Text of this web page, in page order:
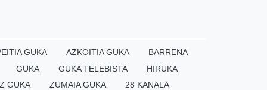
GUKA AZKOITIA GUKA
BARRENA
GUKA GUKA TELEBISTA
HIRUKA
GUKA ZUMAIA GUKA 28 KANALA